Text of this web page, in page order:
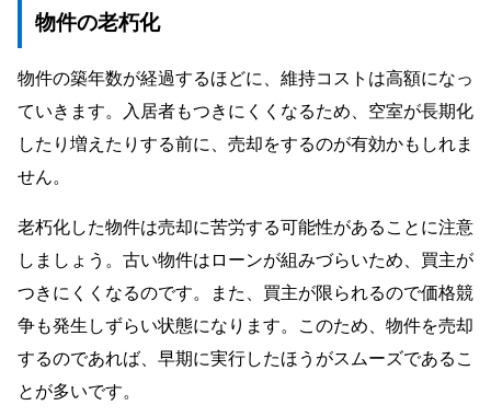
物件の老朽化
物件の築年数が経過するほどに、維持コストは高額になっ
ていきます。入居者もつきにくくなるため、空室が長期化
したり増えたりする前に、売却をするのが有効かもしれま
せん。
老朽化した物件は売却に苦労する可能性があることに注意
しましょう。古い物件はローンが組みづらいため、買主が
つきにくくなるのです。また、買主が限られるので価格競
争も発生しずらい状態になります。このため、物件を売却
するのであれば、早期に実行したほうがスムーズであるこ
とが多いです。